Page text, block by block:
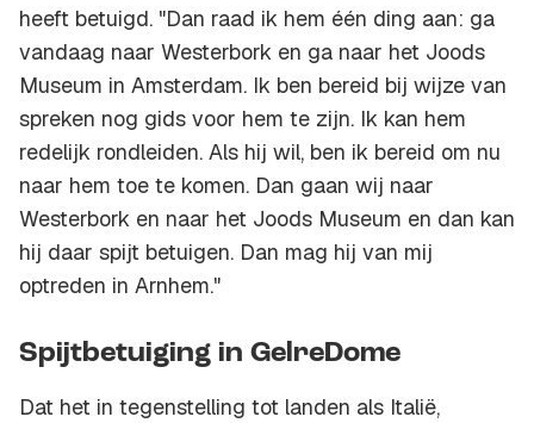
heeft betuigd. "Dan raad ik hem één ding aan: ga
vandaag naar Westerbork en ga naar het Joods
Museum in Amsterdam. Ik ben bereid bij wijze van
spreken nog gids voor hem te zijn. Ik kan hem
redelijk rondleiden. Als hij wil, ben ik bereid om nu
naar hem toe te komen. Dan gaan wij naar
Westerbork en naar het Joods Museum en dan kan
hij daar spijt betuigen. Dan mag hij van mij
optreden in Arnhem."
Spijtbetuiging in GelreDome
Dat het in tegenstelling tot landen als Italië,